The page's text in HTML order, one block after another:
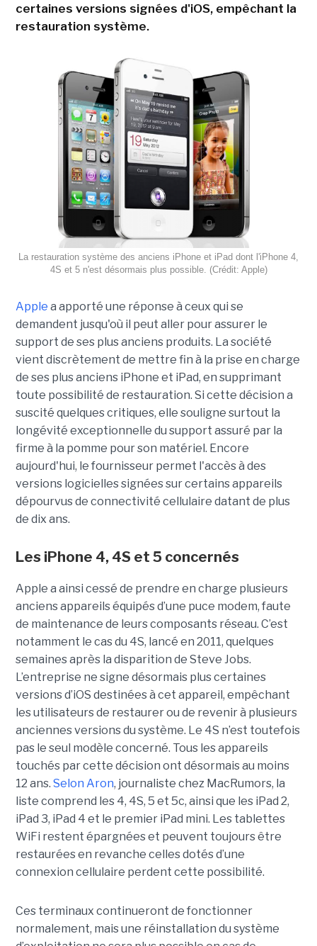
certaines versions signées d'iOS, empêchant la
restauration système.
La restauration système des anciens iPhone et iPad dont l'iPhone 4,
4S et 5 n'est désormais plus possible. (Crédit: Apple)
Apple a apporté une réponse à ceux qui se
demandent jusqu'où il peut aller pour assurer le
support de ses plus anciens produits. La société
vient discrètement de mettre fin à la prise en charge
de ses plus anciens iPhone et iPad, en supprimant
toute possibilité de restauration. Si cette décision a
suscité quelques critiques, elle souligne surtout la
longévité exceptionnelle du support assuré par la
firme à la pomme pour son matériel. Encore
aujourd'hui, le fournisseur permet l'accès à des
versions logicielles signées sur certains appareils
dépourvus de connectivité cellulaire datant de plus
de dix ans.
Les iPhone 4, 4S et 5 concernés
Apple a ainsi cessé de prendre en charge plusieurs
anciens appareils équipés d’une puce modem, faute
de maintenance de leurs composants réseau. C’est
notamment le cas du 4S, lancé en 2011, quelques
semaines après la disparition de Steve Jobs.
L’entreprise ne signe désormais plus certaines
versions d’iOS destinées à cet appareil, empêchant
les utilisateurs de restaurer ou de revenir à plusieurs
anciennes versions du système. Le 4S n’est toutefois
pas le seul modèle concerné. Tous les appareils
touchés par cette décision ont désormais au moins
12 ans. Selon Aron, journaliste chez MacRumors, la
liste comprend les 4, 4S, 5 et 5c, ainsi que les iPad 2,
iPad 3, iPad 4 et le premier iPad mini. Les tablettes
WiFi restent épargnées et peuvent toujours être
restaurées en revanche celles dotés d’une
connexion cellulaire perdent cette possibilité.
Ces terminaux continueront de fonctionner
normalement, mais une réinstallation du système